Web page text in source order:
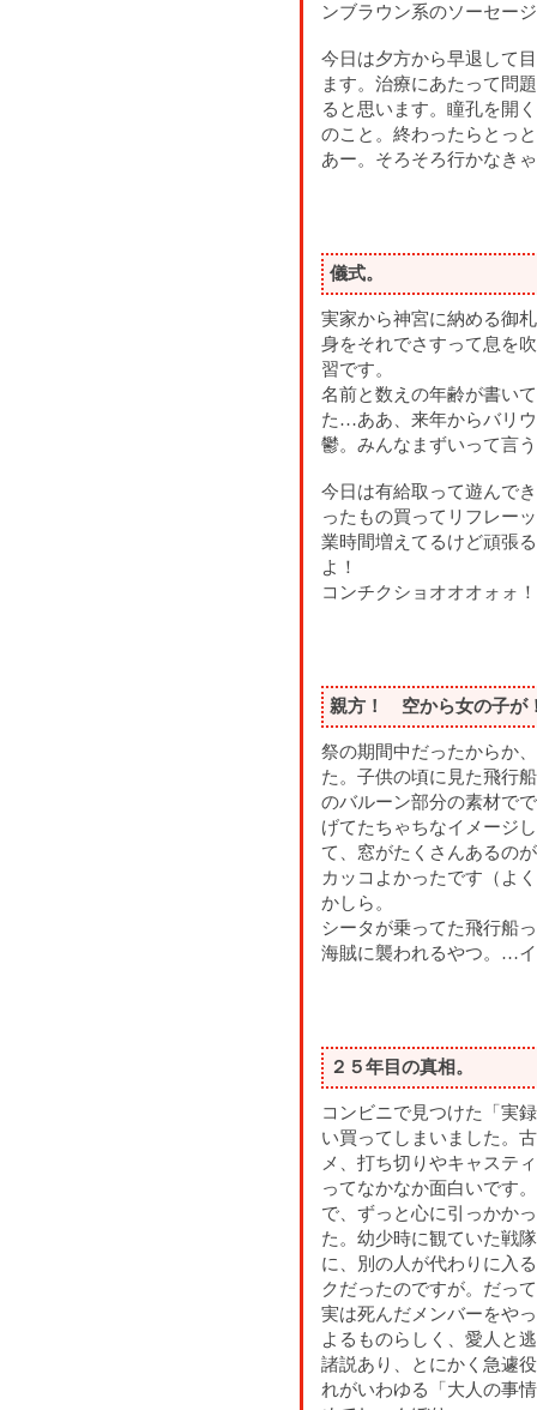
ンブラウン系のソーセー
今日は夕方から早退して
ます。治療にあたって問
ると思います。瞳孔を開
のこと。終わったらとっ
あー。そろそろ行かなき
儀式。
実家から神宮に納める御
身をそれでさすって息を
習です。
名前と数えの年齢が書い
た…ああ、来年からバリ
鬱。みんなまずいって言
今日は有給取って遊んで
ったもの買ってリフレ
業時間増えてるけど頑張
よ！
コンチクショオオオォォ
親方！ 空から女の子が
祭の期間中だったからか
た。子供の頃に見た飛行
のバルーン部分の素材で
げてたちゃちなイメージ
て、窓がたくさんあるの
カッコよかったです（よ
かしら。
シータが乗ってた飛行船
海賊に襲われるやつ。…
２５年目の真相。
コンビニで見つけた「実
い買ってしまいました。
メ、打ち切りやキャステ
ってなかなか面白いです。
で、ずっと心に引っかか
た。幼少時に観ていた戦
に、別の人が代わりに入
クだったのですが。だっ
実は死んだメンバーをや
よるものらしく、愛人と
諸説あり、とにかく急遽
れがいわゆる「大人の事